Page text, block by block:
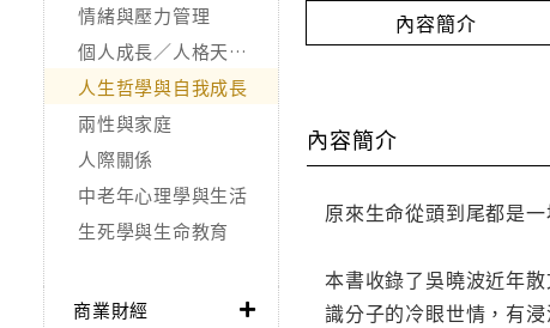
情緒與壓力管理
個人成長／人格天賦／潛能開發
人生哲學與自我成長
兩性與家庭
人際關係
中老年心理學與生活
生死學與生命教育
商業財經
內容簡介
內容簡介
原來生命從頭到尾都是
本書收錄了吳曉波近年
識分子的冷眼世情，有